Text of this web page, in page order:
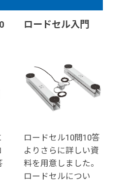
ロードセル入門
ロードセル10問10答
よりさらに詳しい資
料を用意しました。
ロードセルについ